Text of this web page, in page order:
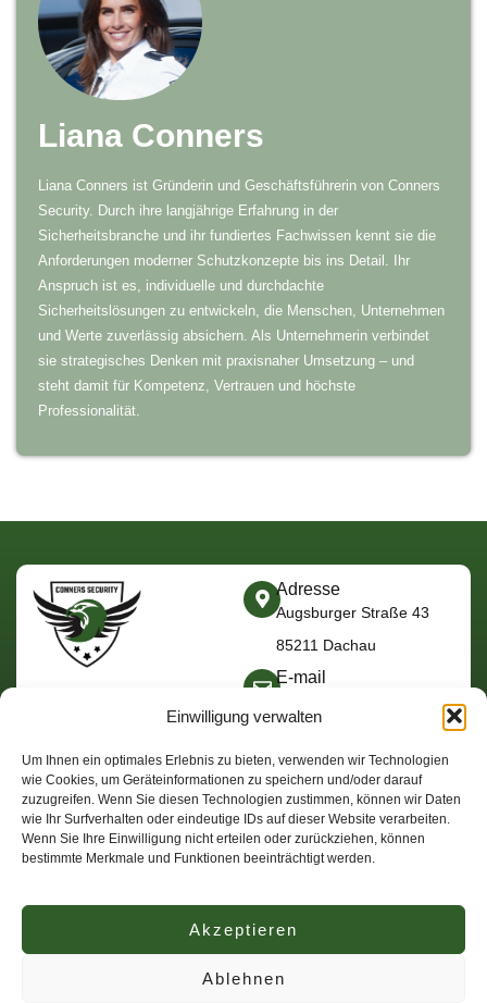
Einwilligung verwalten
Um Ihnen ein optimales Erlebnis zu bieten, verwenden wir Technologien
wie Cookies, um Geräteinformationen zu speichern und/oder darauf
zuzugreifen. Wenn Sie diesen Technologien zustimmen, können wir Daten
wie Ihr Surfverhalten oder eindeutige IDs auf dieser Website verarbeiten.
Wenn Sie Ihre Einwilligung nicht erteilen oder zurückziehen, können
bestimmte Merkmale und Funktionen beeinträchtigt werden.
Akzeptieren
Ablehnen
Liana Conners
Liana Conners ist Gründerin und Geschäftsführerin von Conners
Security. Durch ihre langjährige Erfahrung in der
Sicherheitsbranche und ihr fundiertes Fachwissen kennt sie die
Anforderungen moderner Schutzkonzepte bis ins Detail. Ihr
Anspruch ist es, individuelle und durchdachte
Sicherheitslösungen zu entwickeln, die Menschen, Unternehmen
und Werte zuverlässig absichern. Als Unternehmerin verbindet
sie strategisches Denken mit praxisnaher Umsetzung – und
steht damit für Kompetenz, Vertrauen und höchste
Professionalität.
Adresse
Augsburger Straße 43
85211 Dachau
E-mail
security.com
Telefon
+49 (0)8131 1635 767​​
Hier erfahren
Startseite